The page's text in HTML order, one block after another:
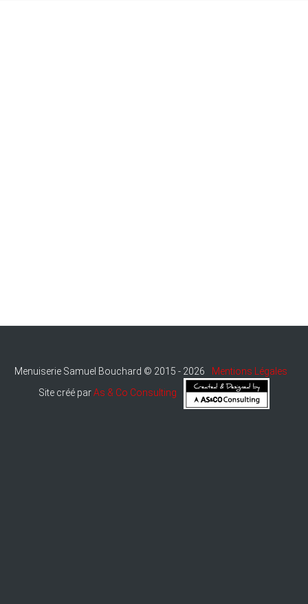
Menuiserie Samuel Bouchard © 2015 - 2026
Mentions Légales
Site créé parAs & Co Consulting